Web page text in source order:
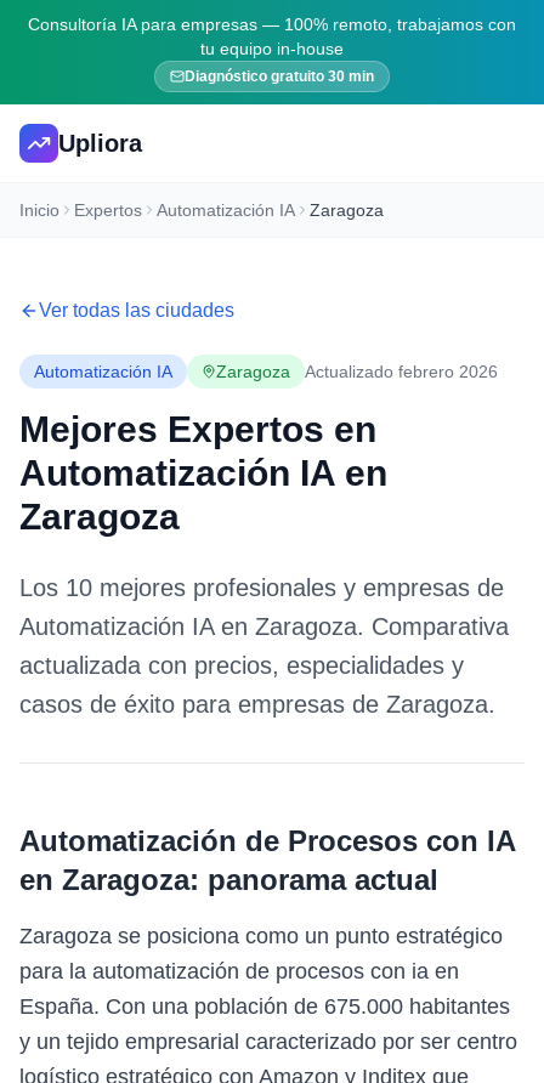
Consultoría IA para empresas — 100% remoto, trabajamos con
tu equipo in-house
Diagnóstico gratuito 30 min
Upliora
Inicio Expertos Automatización IA Zaragoza
Ver todas las ciudades
Automatización IA Zaragoza Actualizado febrero 2026
Mejores Expertos en
Automatización IA en
Zaragoza
Los 10 mejores profesionales y empresas de
Automatización IAen Zaragoza. Comparativa
actualizada con precios, especialidades y
casos de éxito para empresas de Zaragoza.
Automatización de Procesos con IA
en Zaragoza: panorama actual
Zaragoza se posiciona como un punto estratégico
para la automatización de procesos con ia en
España. Con una población de 675.000 habitantes
y un tejido empresarial caracterizado por ser centro
logístico estratégico con Amazon y Inditex que